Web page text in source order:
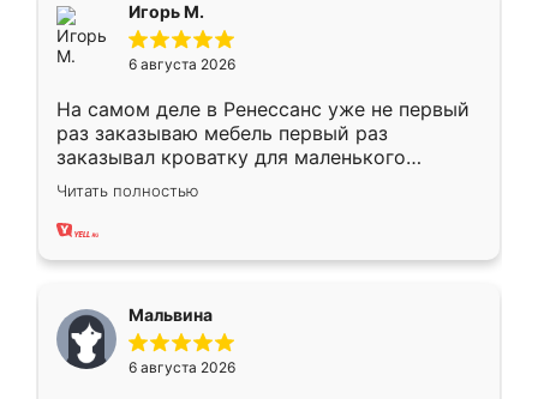
Игорь М.
6 августа 2026
На самом деле в Ренессанс уже не первый
раз заказываю мебель первый раз
заказывал кроватку для маленького
ребёнка при его рождении ,во второй раз
заказал шкаф-купе. По качеству очень
хорошее сборка достаточно быстрая,
меньше, здесь же он более разнообразный.
Мне нравится ,если что-то потребуется из
мебели буду заказывать только здесь.
Читать полностью
Мальвина
6 августа 2026